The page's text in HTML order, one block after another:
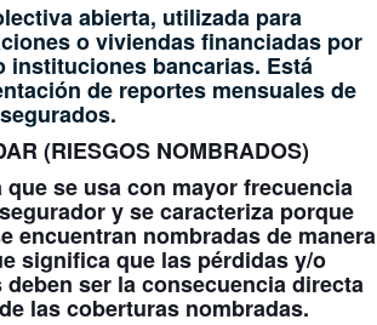
abierta, utilizada para
o viviendas financiadas por
instituciones bancarias. Está
de reportes mensuales de
(RIESGOS NOMBRADOS)
que se usa con mayor frecuencia
y se caracteriza porque
encuentran nombradas de manera
significa que las pérdidas y/o
ser la consecuencia directa
las coberturas nombradas.